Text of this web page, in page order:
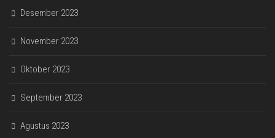
Desember 2023
November 2023
Oktober 2023
September 2023
Agustus 2023